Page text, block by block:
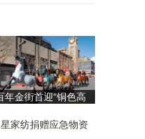
年金街首迎“铜色高
东方审美“北京样本”
家纺捐赠应急物资